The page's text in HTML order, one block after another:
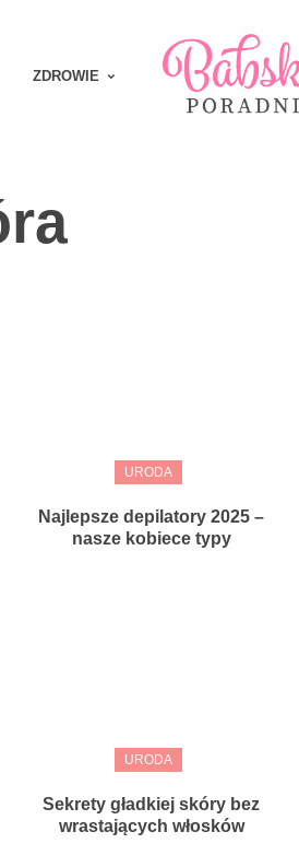
ZDROWIE
URODA
Najlepsze depilatory 2025 –
nasze kobiece typy
URODA
Sekrety gładkiej skóry bez
wrastających włosków